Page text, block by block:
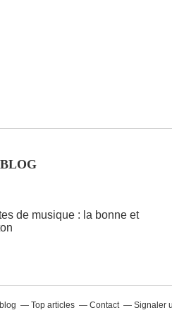
de musique : la bonne et
Top articles Contact Signaler